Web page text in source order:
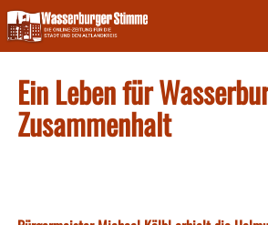
Skip
to
content
Ein Leben für
Zusammenhalt